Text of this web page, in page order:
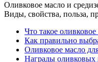
Оливковое масло и
Виды, свойства, польза,
Что такое
Как правильно
Оливковое масло
Награды оливковых